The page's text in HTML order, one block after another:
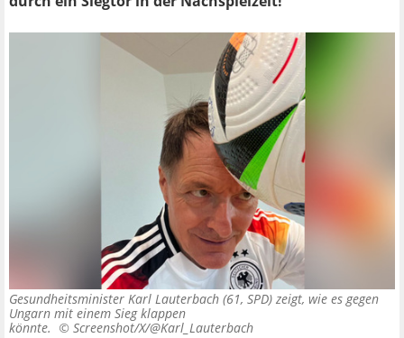
Gesundheitsminister Karl Lauterbach (61, SPD) zeigt, wie es gegen
Ungarn mit einem Sieg klappen
könnte. © Screenshot/X/@Karl_Lauterbach